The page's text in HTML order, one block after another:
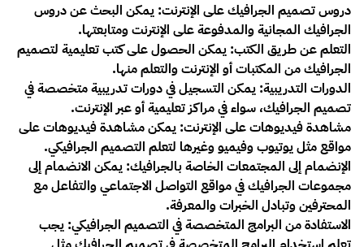
دروس تصميم الجرافيك على الإنترنت: يمكن البحث عن دروس
الجرافيك المجانية والمدفوعة على الإنترنت ومتابعتها.
التعلم عن طريق الكتب: يمكن الحصول على كتب تعليمية لتصميم
الجرافيك من المكتبات أو الإنترنت والتعلم منها.
الدورات التدريبية: يمكن التسجيل في دورات تدريبية متخصصة في
تصميم الجرافيك، سواء في مراكز تعليمية أو عبر الإنترنت.
مشاهدة فيديوهات على الإنترنت: يمكن مشاهدة فيديوهات على
مواقع مثل يوتيوب وفيميو وغيرها لتعلم التصميم الجرافيكي.
الإنضمام إلى المجتمعات الخاصة بالجرافيك: يمكن الانضمام إلى
مجموعات الجرافيك في مواقع التواصل الاجتماعي والتفاعل مع
المحترفين وتبادل الخبرات والمعرفة.
الاستفادة من البرامج المتخصصة في التصميم الجرافيكي: يجب